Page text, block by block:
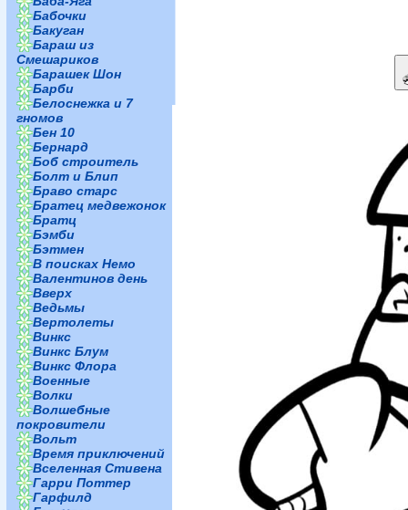
Бабочки
Бакуган
Бараш из
Смешариков
Барашек Шон
Барби
Белоснежка и 7
гномов
Бен 10
Бернард
Боб строитель
Болт и Блип
Браво старс
Братец медвежонок
Братц
Бэмби
Бэтмен
В поисках Немо
Валентинов день
Вверх
Ведьмы
Вертолеты
Винкс
Винкс Блум
Винкс Флора
Военные
Волки
Волшебные
покровители
Вольт
Время приключений
Вселенная Стивена
Гарри Поттер
Гарфилд